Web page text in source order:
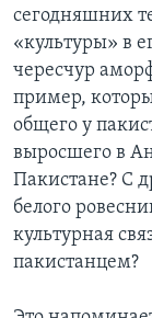
сегодняшних
«культуры» в
чересчур
пример,
общего у
выросшего в
Пакистане? С
белого
культурная
пакистанцем?